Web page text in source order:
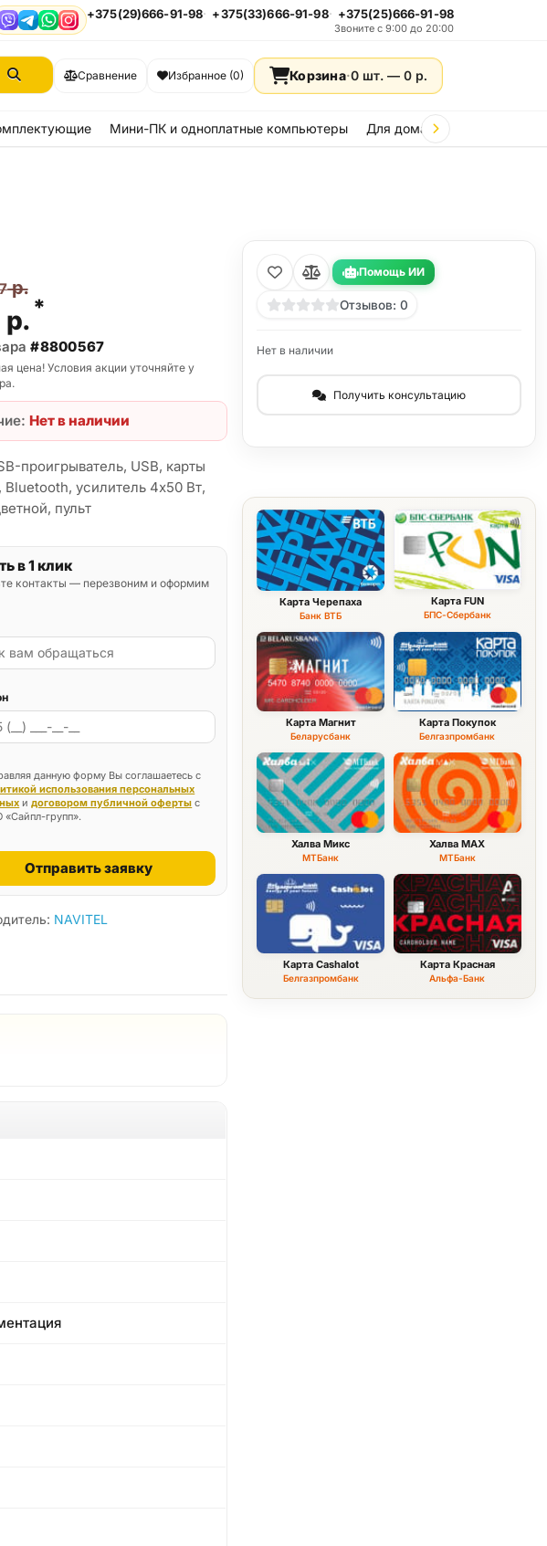
ViberTelegram
WhatsApp
Instagram
+375(29)666-91-98 +375(33)666-91-98 +375(25)666-91-98
Звоните с 9:00 до 20:00
Сравнение Избранное (0) Корзина·0 шт. — 0 р.
Мини-ПК и одноплатные компьютеры Для дома и дачи
р.
р. *
#8800567
цена! Условия акции уточняйте у
Нет в наличии
проигрыватель, USB, карты
Bluetooth, усилитель 4x50 Вт,
пульт
в 1 клик
контакты — перезвоним и оформим
данную форму Вы соглашаетесь с
использования персональных
идоговором публичной оферты с
«Сайпл-групп».
Отправить заявку
NAVITEL
Помощь ИИ
Отзывов: 0
Нет в наличии
Получить консультацию
Карта Черепаха
Банк ВТБ
Карта FUN
БПС-Сбербанк
Карта Магнит
Беларусбанк
Карта Покупок
Белгазпромбанк
Халва Микс
МТБанк
Халва MAX
МТБанк
Карта Cashalot
Белгазпромбанк
Карта Красная
Альфа-Банк